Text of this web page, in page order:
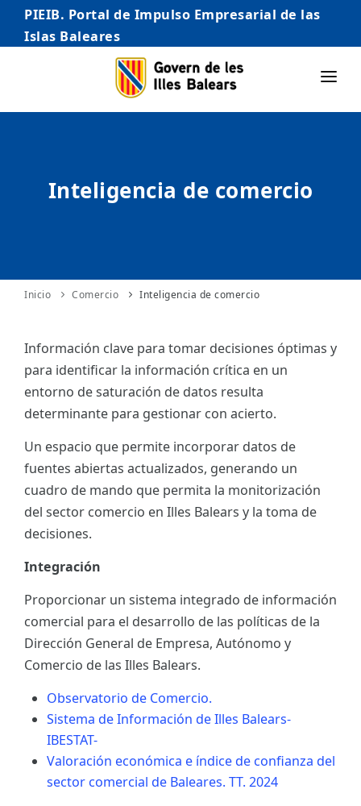
PIEIB. Portal de Impulso Empresarial de las
Islas Baleares
INICIO
AUTÓNOMO/AUTÓNOMA
INTERNACIONALIZACIÓN
ES
Inteligencia de comercio
Inicio Comercio Inteligencia de comercio
Información clave para tomar decisiones óptimas y
para identificar la información crítica en un
entorno de saturación de datos resulta
determinante para gestionar con acierto.
Un espacio que permite incorporar datos de
fuentes abiertas actualizados, generando un
cuadro de mando que permita la monitorización
del sector comercio en Illes Balears y la toma de
decisiones.
Integración
Proporcionar un sistema integrado de información
comercial para el desarrollo de las políticas de la
Dirección General de Empresa, Autónomo y
Comercio de las Illes Balears.
Observatorio de Comercio.
Sistema de Información de Illes Balears-
IBESTAT-
Valoración económica e índice de confianza del
sector comercial de Baleares. TT. 2024